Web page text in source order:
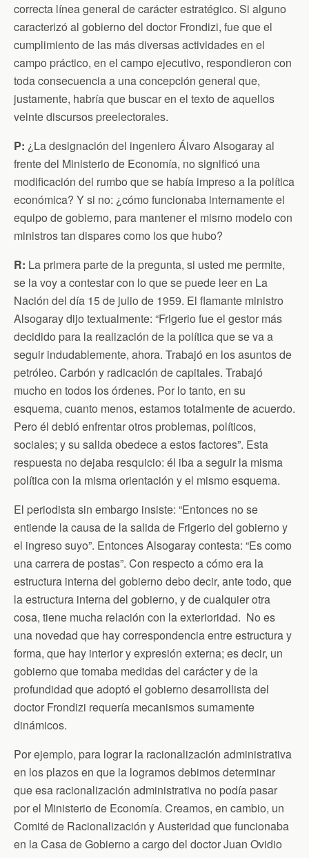
correcta línea general de carácter estratégico. Si alguno
caracterizó al gobierno del doctor Frondizi, fue que el
cumplimiento de las más diversas actividades en el
campo práctico, en el campo ejecutivo, respondieron con
toda consecuencia a una concepción general que,
justamente, habría que buscar en el texto de aquellos
veinte discursos preelectorales.
P: ¿La designación del ingeniero Álvaro Alsogaray al
frente del Ministerio de Economía, no significó una
modificación del rumbo que se había impreso a la política
económica? Y si no: ¿cómo funcionaba internamente el
equipo de gobierno, para mantener el mismo modelo con
ministros tan dispares como los que hubo?
R: La primera parte de la pregunta, si usted me permite,
se la voy a contestar con lo que se puede leer en La
Nación del día 15 de julio de 1959. El flamante ministro
Alsogaray dijo textualmente: “Frigerio fue el gestor más
decidido para la realización de la política que se va a
seguir indudablemente, ahora. Trabajó en los asuntos de
petróleo. Carbón y radicación de capitales. Trabajó
mucho en todos los órdenes. Por lo tanto, en su
esquema, cuanto menos, estamos totalmente de acuerdo.
Pero él debió enfrentar otros problemas, políticos,
sociales; y su salida obedece a estos factores”. Esta
respuesta no dejaba resquicio: él iba a seguir la misma
política con la misma orientación y el mismo esquema.
El periodista sin embargo insiste: “Entonces no se
entiende la causa de la salida de Frigerio del gobierno y
el ingreso suyo”. Entonces Alsogaray contesta: “Es como
una carrera de postas”. Con respecto a cómo era la
estructura interna del gobierno debo decir, ante todo, que
la estructura interna del gobierno, y de cualquier otra
cosa, tiene mucha relación con la exterioridad. No es
una novedad que hay correspondencia entre estructura y
forma, que hay interior y expresión externa; es decir, un
gobierno que tomaba medidas del carácter y de la
profundidad que adoptó el gobierno desarrollista del
doctor Frondizi requería mecanismos sumamente
dinámicos.
Por ejemplo, para lograr la racionalización administrativa
en los plazos en que la logramos debimos determinar
que esa racionalización administrativa no podía pasar
por el Ministerio de Economía. Creamos, en cambio, un
Comité de Racionalización y Austeridad que funcionaba
en la Casa de Gobierno a cargo del doctor Juan Ovidio